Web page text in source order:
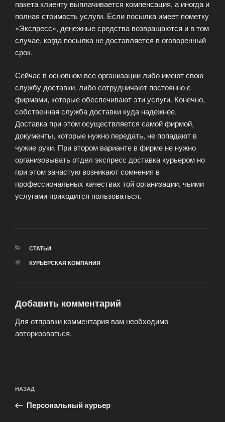
пакета клиенту выплачивается компенсация, а иногда и
полная стоимость услуги. Если посылка имеет пометку
«Экспресс», денежные средства возвращаются и в том
случае, когда посылка не доставляется в оговоренный
срок.
Сейчас в основном все организации либо имеют свою
службу доставки, либо сотрудничают постоянно с
фирмами, которые обеспечивают эти услуги. Конечно,
собственная служба доставки куда надежнее.
Доставка при этом осуществляется самой фирмой,
документы, которые нужно передать, не попадают в
чужие руки. При втором варианте в фирме не нужно
организовывать отдел экспресс доставка курьером но
при этом зачастую возникают сомнения в
профессиональных качествах той организации, чьими
услугами приходится пользоваться.
РУБРИКИ
СТАТЬИ
МЕТКИ
КУРЬЕРСКАЯ КОМПАНИЯ
Добавить комментарий
Для отправки комментария вам необходимо
авторизоваться.
по
записям
Предыдущая
запись:
НАЗАД
Персональный курьер